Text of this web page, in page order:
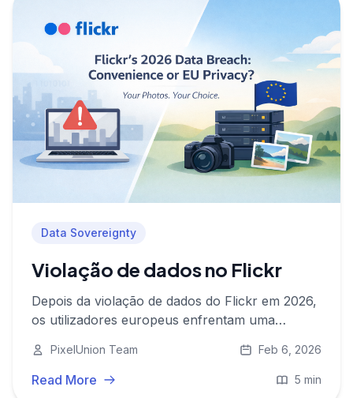
Data Sovereignty
Violação de dados no Flickr
Depois da violação de dados do Flickr em 2026,
os utilizadores europeus enfrentam uma
privacy-first com hosting na UE através do
PixelUnion.
PixelUnion Team Feb 6, 2026
Read More 5 min